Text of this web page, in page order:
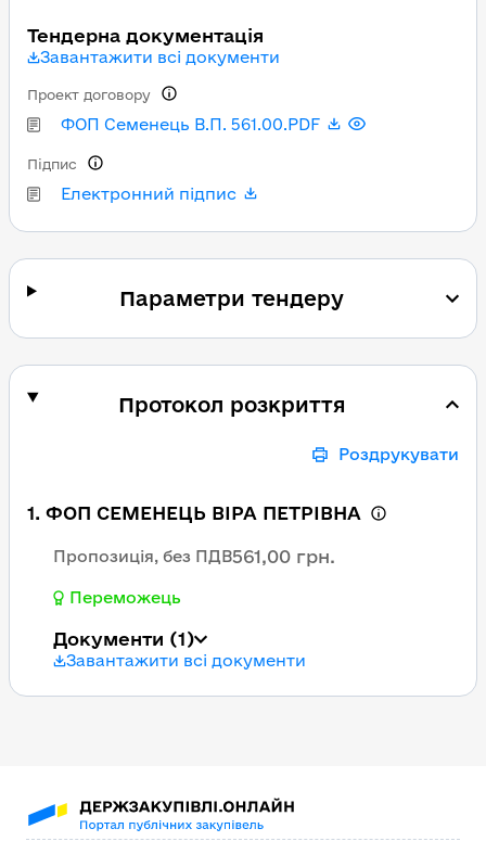
Тендерна документація
Завантажити всі документи
ФОП Семенець В.П. 561.00.PDF
Проект договору
Електронний підпис
Підпис
Параметри тендеру
Протокол розкриття
Роздрукувати
1. ФОП СЕМЕНЕЦЬ ВІРА ПЕТРІВНА
Пропозиція, без ПДВ561,00 грн.
Переможець
Документи (1)
Завантажити всі документи